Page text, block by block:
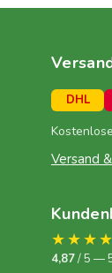
DHL
Versand
4,87/ 5 —